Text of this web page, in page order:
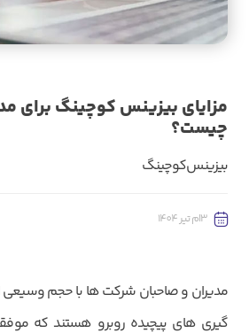
مزایای بیزینس کوچینگ برای
چیست؟
بیزینس‌کوچینگ
3ام تیر 1404
مدیران و صاحبان شرکت ها با حجم
گیری های پیچیده روبرو هستند که